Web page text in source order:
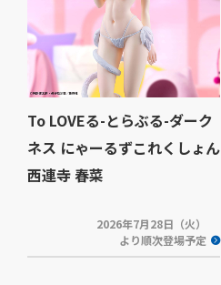
To LOVEる-とらぶる-ダーク
ネス にゃーるずこれくしょん
西連寺 春菜
2026年7月28日（火）
より順次登場予定